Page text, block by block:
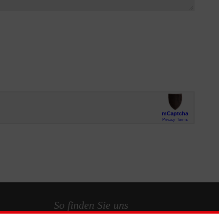
So finden Sie uns